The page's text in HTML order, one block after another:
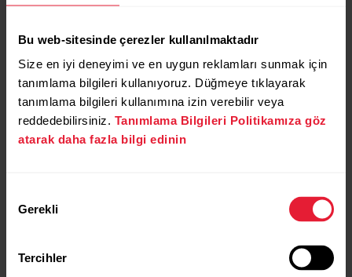
Bu web-sitesinde çerezler kullanılmaktadır
Size en iyi deneyimi ve en uygun reklamları sunmak için
tanımlama bilgileri kullanıyoruz. Düğmeye tıklayarak
tanımlama bilgileri kullanımına izin verebilir veya
reddedebilirsiniz. Tanımlama Bilgileri Politikamıza göz
atarak daha fazla bilgi edinin
Seçimi
Gerekli
Tercihler